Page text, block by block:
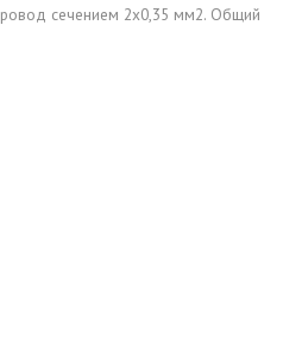
сечением 2х0,35 мм2. Общий